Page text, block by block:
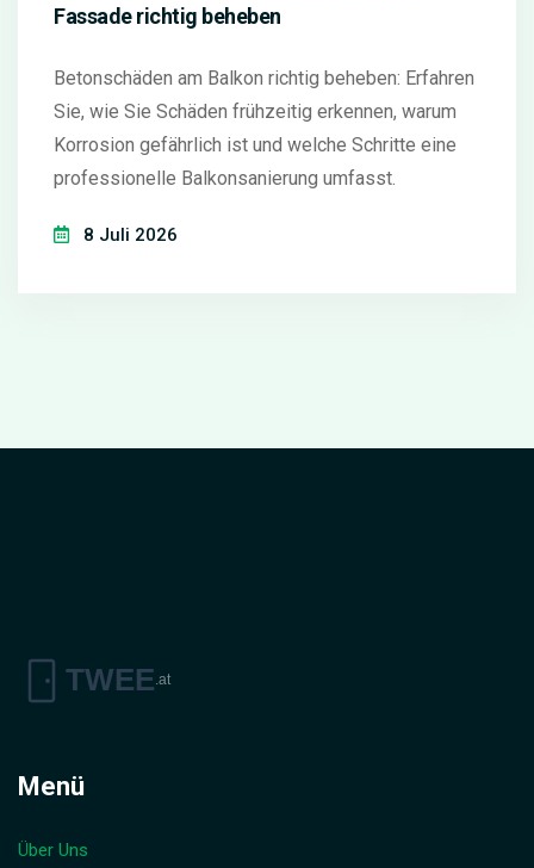
Fassade richtig beheben
Betonschäden am Balkon richtig beheben: Erfahren
Sie, wie Sie Schäden frühzeitig erkennen, warum
Korrosion gefährlich ist und welche Schritte eine
professionelle Balkonsanierung umfasst.
8 Juli 2026
Menü
Über Uns